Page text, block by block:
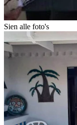
Sien alle foto's